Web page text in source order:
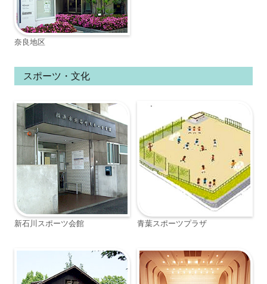
奈良地区
スポーツ・文化
新石川スポーツ会館 青葉スポーツプラザ